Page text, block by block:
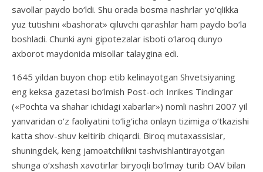
savollar paydo bo‘ldi. Shu orada bosma nashrlar yo‘qlikka
yuz tutishini «bashorat» qiluvchi qarashlar ham paydo bo‘la
boshladi. Chunki ayni gipotezalar isboti o‘laroq dunyo
axborot maydonida misollar talaygina edi.
1645 yildan buyon chop etib kelinayotgan Shvetsiyaning
eng keksa gazetasi bo‘lmish Post-och Inrikes Tindingar
(«Pochta va shahar ichidagi xabarlar») nomli nashri 2007 yil
yanvaridan o‘z faoliyatini to‘lig‘icha onlayn tizimiga o‘tkazishi
katta shov-shuv keltirib chiqardi. Biroq mutaxassislar,
shuningdek, keng jamoatchilikni tashvishlantirayotgan
shunga o‘xshash xavotirlar biryoqli bo‘lmay turib OAV bilan